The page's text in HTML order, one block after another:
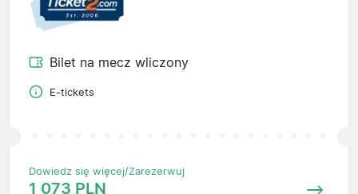
Bilet na mecz wliczony
E-tickets
Dowiedz się więcej/Zarezerwuj
1 073 PLN